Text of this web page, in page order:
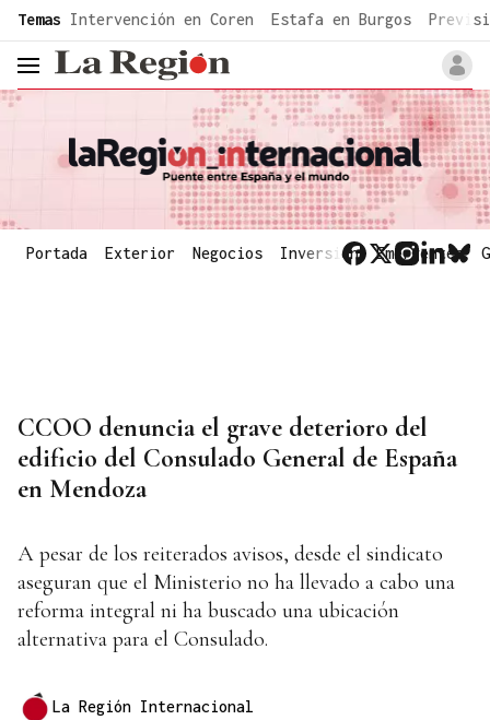
common.go-to-content
Temas Intervención en Coren Estafa en Burgos
header.menu.open
Portada Exterior Negocios Inversión Emergentes
CCOO denuncia el grave deterioro del
edificio del Consulado General de España
en Mendoza
A pesar de los reiterados avisos, desde el sindicato
aseguran que el Ministerio no ha llevado a cabo una
reforma integral ni ha buscado una ubicación
alternativa para el Consulado.
La Región Internacional